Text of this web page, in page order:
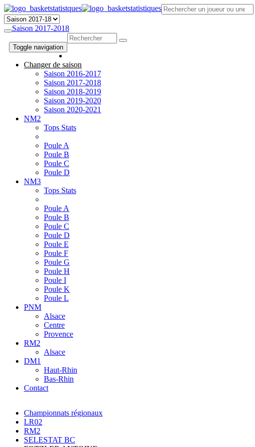
Saison 2017-2018
Toggle navigation
Changer de saison
Saison 2016-2017
Saison 2017-2018
Saison 2018-2019
Saison 2019-2020
Saison 2020-2021
NM2
Tops Stats
Poule A
Poule B
Poule C
Poule D
NM3
Tops Stats
Poule A
Poule B
Poule C
Poule D
Poule E
Poule F
Poule G
Poule H
Poule I
Poule K
Poule L
PNM
Alsace
Centre
Provence
RM2
Alsace
DM1
Haut-Rhin
Bas-Rhin
Contact
Championnats régionaux
LR02
RM2
SELESTAT BC